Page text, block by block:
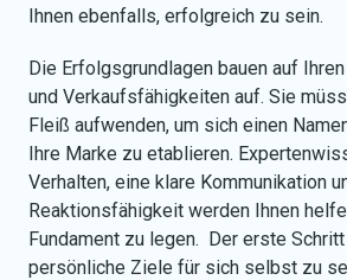
Ihnen ebenfalls, erfolgreich zu sein.
Die Erfolgsgrundlagen bauen auf
und Verkaufsfähigkeiten auf. Sie
Fleiß aufwenden, um sich einen
Ihre Marke zu etablieren.
Verhalten, eine klare Kommunikation
Reaktionsfähigkeit werden Ihnen
Fundament zu legen. Der erste
persönliche Ziele für sich selbst zu